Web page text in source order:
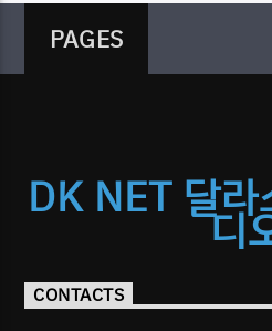
PAGES
DK NET 달라
디
CONTACTS